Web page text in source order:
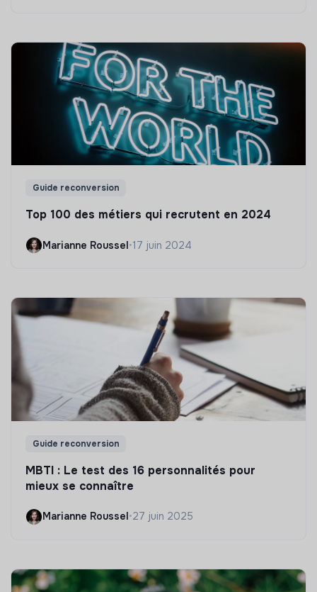
Guide reconversion
Top 100 des métiers qui recrutent en 2024
Marianne Roussel•17 juin 2024
Guide reconversion
MBTI : Le test des 16 personnalités pour
mieux se connaître
Marianne Roussel •27 juin 2025